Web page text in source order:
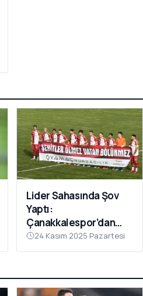
Lider Sahasında Şov
Yaptı:
Çanakkalespor’dan
Farklı Galibiyet
24 Kasım 2025 Pazartesi